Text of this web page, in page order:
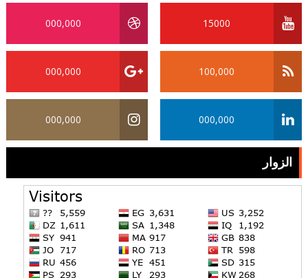
15000
000,000
100,000
000,000
000,000
000,000
الزوار